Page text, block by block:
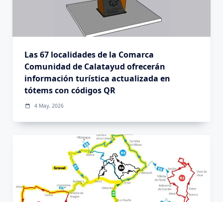
Las 67 localidades de la Comarca
Comunidad de Calatayud ofrecerán
información turística actualizada en
tótems con códigos QR
4 May, 2026